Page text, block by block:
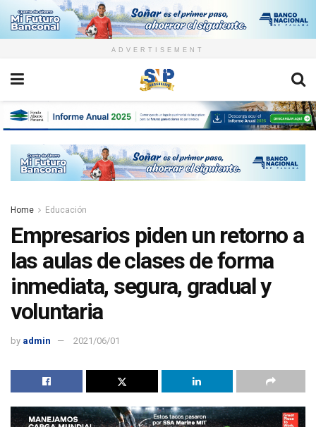
ADVERTISEMENT
Home Educación
Empresarios piden un retorno a
las aulas de clases de forma
inmediata, segura, gradual y
voluntaria
by admin 2021/06/01